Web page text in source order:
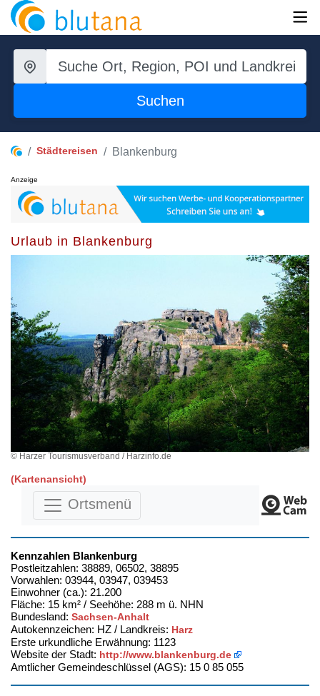
Suchen
Städtereisen Blankenburg
Anzeige
Urlaub in Blankenburg
© Harzer Tourismusverband / Harzinfo.de
(Kartenansicht)
Ortsmenü
Kennzahlen Blankenburg
Postleitzahlen: 38889, 06502, 38895
Vorwahlen: 03944, 03947, 039453
Einwohner (ca.): 21.200
Fläche: 15 km² / Seehöhe: 288 m ü. NHN
Bundesland: Sachsen-Anhalt
Autokennzeichen: HZ / Landkreis: Harz
Erste urkundliche Erwähnung: 1123
Website der Stadt: http://www.blankenburg.de
Amtlicher Gemeindeschlüssel (AGS): 15 0 85 055